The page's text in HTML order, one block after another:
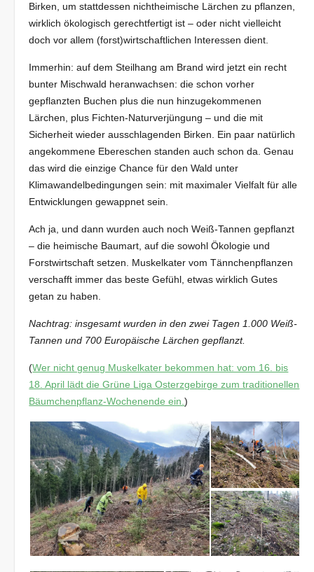
Birken, um stattdessen nichtheimische Lärchen zu pflanzen,
wirklich ökologisch gerechtfertigt ist – oder nicht vielleicht
doch vor allem (forst)wirtschaftlichen Interessen dient.
Immerhin: auf dem Steilhang am Brand wird jetzt ein recht
bunter Mischwald heranwachsen: die schon vorher
gepflanzten Buchen plus die nun hinzugekommenen
Lärchen, plus Fichten-Naturverjüngung – und die mit
Sicherheit wieder ausschlagenden Birken. Ein paar natürlich
angekommene Ebereschen standen auch schon da. Genau
das wird die einzige Chance für den Wald unter
Klimawandelbedingungen sein: mit maximaler Vielfalt für alle
Entwicklungen gewappnet sein.
Ach ja, und dann wurden auch noch Weiß-Tannen gepflanzt
– die heimische Baumart, auf die sowohl Ökologie und
Forstwirtschaft setzen. Muskelkater vom Tännchenpflanzen
verschafft immer das beste Gefühl, etwas wirklich Gutes
getan zu haben.
Nachtrag: insgesamt wurden in den zwei Tagen 1.000 Weiß-
Tannen und 700 Europäische Lärchen gepflanzt.
(Wer nicht genug Muskelkater bekommen hat: vom 16. bis
18. April lädt die Grüne Liga Osterzgebirge zum traditionellen
Bäumchenpflanz-Wochenende ein.)